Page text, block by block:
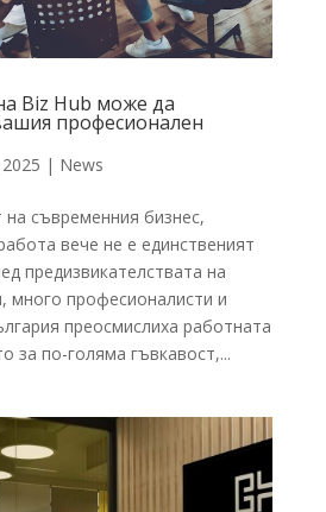
Biz Hub може да
професионален
| News
съвременния бизнес,
вече не е единственият
предизвикателствата на
много професионалисти и
преосмислиха работната
за по-голяма гъвкавост,...